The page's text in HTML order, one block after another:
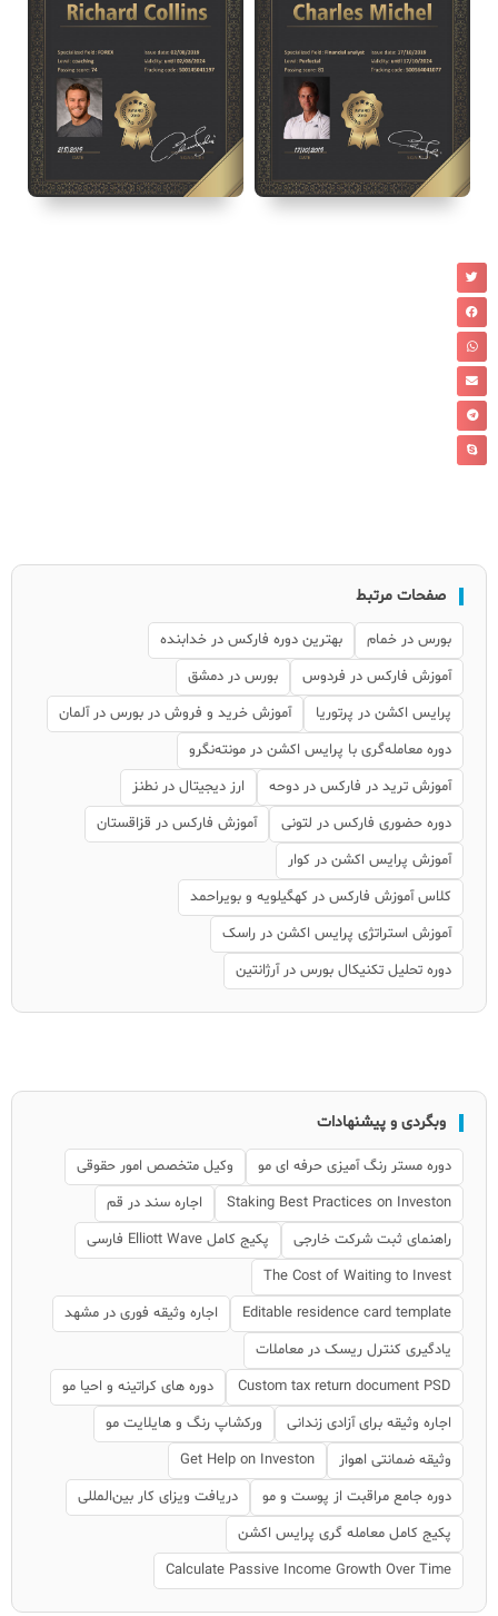
صفحات مرتبط
بورس در خمام
بهترین دوره فارکس در خدابنده
آموزش فارکس در فردوس
بورس در دمشق
پرایس اکشن در پرتوریا
آموزش خرید و فروش در بورس در آلمان
دوره معامله‌گری با پرایس اکشن در مونته‌نگرو
آموزش ترید در فارکس در دوحه
ارز دیجیتال در نطنز
دوره حضوری فارکس در لتونی
آموزش فارکس در قزاقستان
آموزش پرایس اکشن در کوار
کلاس آموزش فارکس در کهگیلویه و بویراحمد
آموزش استراتژی پرایس اکشن در راسک
دوره تحلیل تکنیکال بورس در آرژانتین
وبگردی و پیشنهادات
دوره مستر رنگ آمیزی حرفه ای مو
وکیل متخصص امور حقوقی
Staking Best Practices on Investon
اجاره سند در قم
راهنمای ثبت شرکت خارجی
پکیج کامل Elliott Wave فارسی
The Cost of Waiting to Invest
Editable residence card template
اجاره وثیقه فوری در مشهد
یادگیری کنترل ریسک در معاملات
Custom tax return document PSD
دوره های کراتینه و احیا مو
اجاره وثیقه برای آزادی زندانی
ورکشاپ رنگ و هایلایت مو
وثیقه ضمانتی اهواز
Get Help on Investon
دوره جامع مراقبت از پوست و مو
دریافت ویزای کار بین‌المللی
پکیج کامل معامله گری پرایس اکشن
Calculate Passive Income Growth Over Time